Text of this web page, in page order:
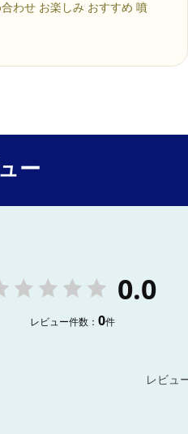
わせ お楽しみ おすすめ 噴
ー
0.0
レビュー件数： 0件
レビュ